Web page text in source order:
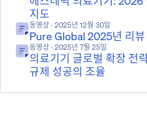
지도
동영상 · 2025년 12월 30일
Pure Global 2025년 리뷰
동영상 · 2025년 7월 25일
의료기기 글로벌 확장 전
규제 성공의 조율